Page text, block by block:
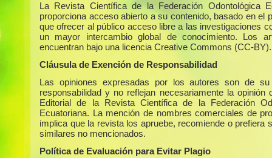
La Revista Científica de la Federación Odontológica
proporciona acceso abierto a su contenido, basado en el
que ofrecer al público acceso libre a las investigaciones
un mayor intercambio global de conocimiento. Los
encuentran bajo una licencia Creative Commons (CC-BY).
Cláusula de Exención de Responsabilidad
Las opiniones expresadas por los autores son de su
responsabilidad y no reflejan necesariamente la opinión
Editorial de la Revista Científica de la Federación
Ecuatoriana. La mención de nombres comerciales de
implica que la revista los apruebe, recomiende o prefiera
similares no mencionados.
Política de Evaluación para Evitar Plagio